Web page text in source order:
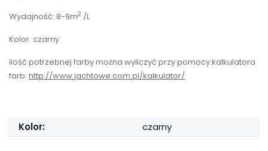
Wydajność: 8-9m2 /L
Kolor: czarny
Ilość potrzebnej farby można wyliczyć przy pomocy kalkulatora
farb: http://www.jachtowe.com.pl/kalkulator/
Kolor: czarny